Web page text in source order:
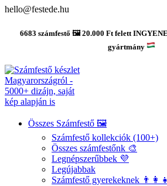
hello@festede.hu
6683 számfestő 🖼️ 20.000 Ft felett
gyártmány
Összes Számfestő 🖼️
Számfestő kollekciók (100+)
Összes számfestőnk 🎨
Legnépszerűbbek 💜
Legújabbak
Számfestő gyerekeknek